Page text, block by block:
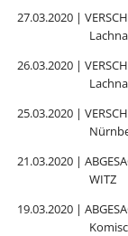
27.03.2020 |
26.03.2020 |
25.03.2020 |
21.03.2020 |
WITZ
19.03.2020 |